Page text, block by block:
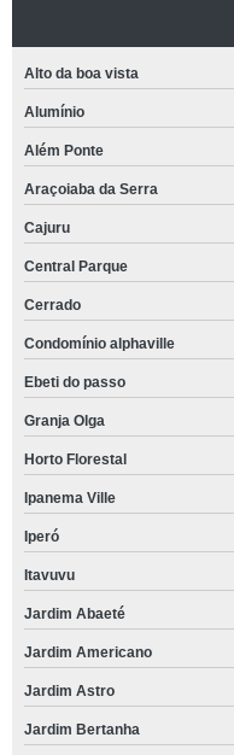
Alto da boa vista
Alumínio
Além Ponte
Araçoiaba da Serra
Cajuru
Central Parque
Cerrado
Condomínio alphaville
Ebeti do passo
Granja Olga
Horto Florestal
Ipanema Ville
Iperó
Itavuvu
Jardim Abaeté
Jardim Americano
Jardim Astro
Jardim Bertanha